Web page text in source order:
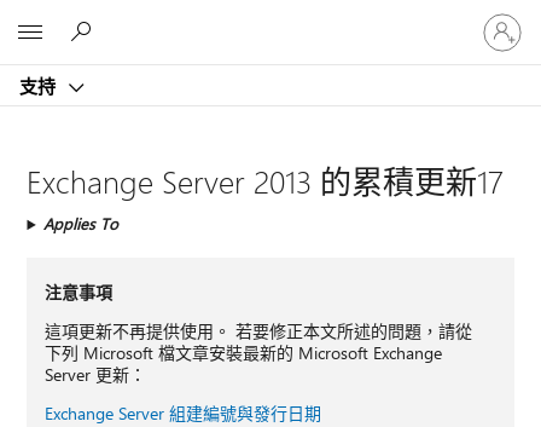
支持
登
入
您
Exchange Server 2013 的累積更新17
Applies To
注意事項
這項更新不再提供使用。 若要修正本文所述的問題，請從
下列 Microsoft 檔文章安裝最新的 Microsoft Exchange
Server 更新：
Exchange Server 組建編號與發行日期